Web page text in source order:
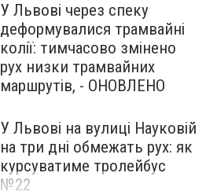
У Львові через спеку
деформувалися трамвайні
колії: тимчасово змінено
рух низки трамвайних
маршрутів, - ОНОВЛЕНО
У Львові на вулиці Науковій
на три дні обмежать рух: як
курсуватиме тролейбус
№22